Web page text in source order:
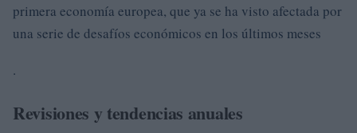
primera economía europea, que ya se ha visto afectada por
una serie de desafíos económicos en los últimos meses
.
Revisiones y tendencias anuales